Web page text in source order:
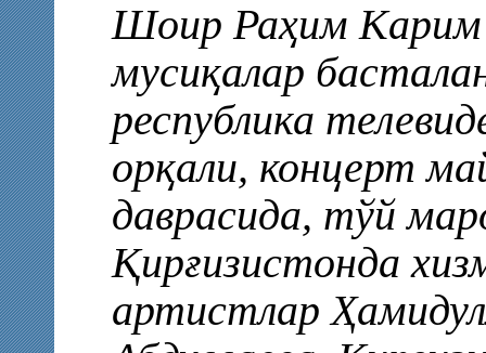
Шоир Раҳим Карим
мусиқалар
республика
орқали, концерт
даврасида, тўй
Қирғизистонда
артистлар